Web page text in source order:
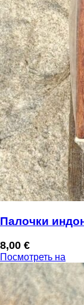
Палочки
8,00 €
Посмотреть на